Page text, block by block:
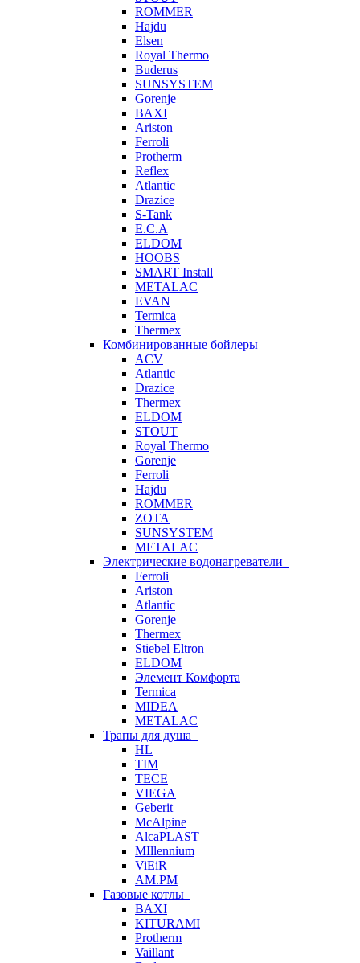
ROMMER
Hajdu
Elsen
Royal Thermo
Buderus
SUNSYSTEM
Gorenje
BAXI
Ariston
Ferroli
Protherm
Reflex
Atlantic
Drazice
S-Tank
E.C.A
ELDOM
HOOBS
SMART Install
METALAC
EVAN
Termica
Thermex
Комбинированные бойлеры
ACV
Atlantic
Drazice
Thermex
ELDOM
STOUT
Royal Thermo
Gorenje
Ferroli
Hajdu
ROMMER
ZOTA
SUNSYSTEM
METALAC
Электрические водонагреватели
Ferroli
Ariston
Atlantic
Gorenje
Thermex
Stiebel Eltron
ELDOM
Элемент Комфорта
Termica
MIDEA
METALAC
Трапы для душа
HL
TIM
TECE
VIEGA
Geberit
McAlpine
AlcaPLAST
MIllennium
ViEiR
AM.PM
Газовые котлы
BAXI
KITURAMI
Protherm
Vaillant